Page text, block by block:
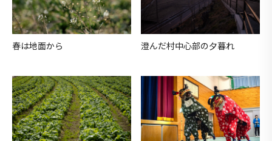
春は地面から 澄んだ村中心部の夕暮れ